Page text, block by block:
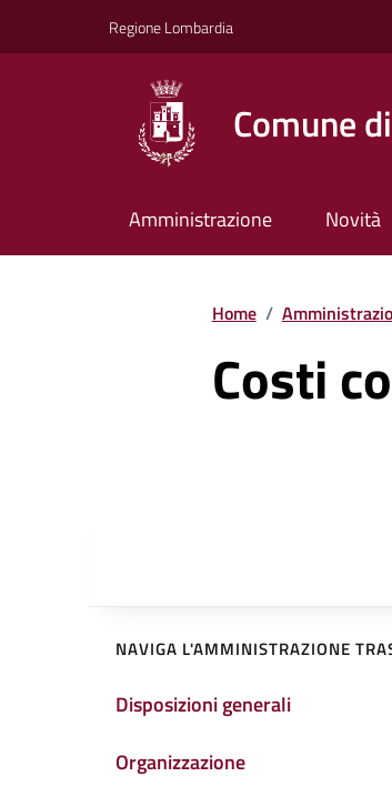
Regione Lombardia
Comune
Amministrazione Novità
Home /
Costi
NAVIGA L'AMMINISTRAZIONE
Disposizioni generali
Organizzazione